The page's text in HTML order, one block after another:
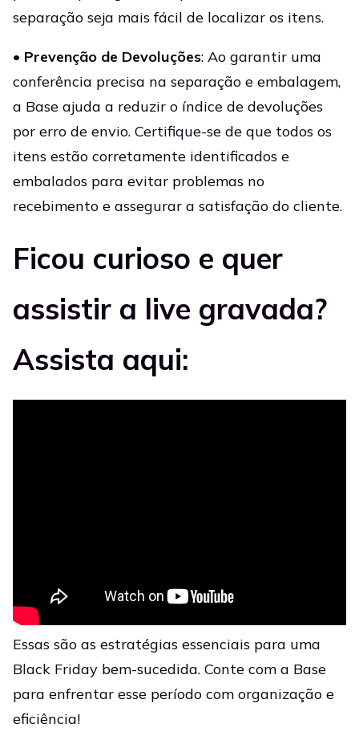
separação seja mais fácil de localizar os itens.
• Prevenção de Devoluções: Ao garantir uma
conferência precisa na separação e embalagem,
a Base ajuda a reduzir o índice de devoluções
por erro de envio. Certifique-se de que todos os
itens estão corretamente identificados e
embalados para evitar problemas no
recebimento e assegurar a satisfação do cliente.
Ficou curioso e quer
assistir a live gravada?
Assista aqui:
Essas são as estratégias essenciais para uma
Black Friday bem-sucedida. Conte com a Base
para enfrentar esse período com organização e
eficiência!